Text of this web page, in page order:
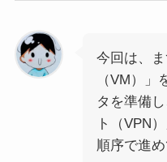
今回は、
（VM）
タを準備
ト（VPN
順序で進め